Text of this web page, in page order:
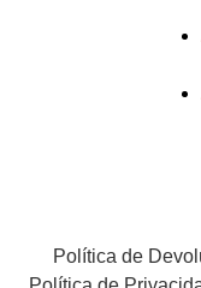
Política de